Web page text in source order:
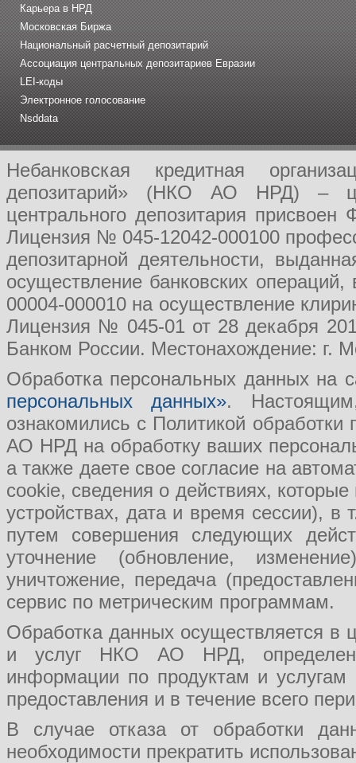
Карьера в НРД
Московская Биржа
Национальный расчетный депозитарий
Ассоциация центральных депозитариев Евразии
LEI-коды
Электронное голосование
Nsddata
Небанковская кредитная
депозитарий» (НКО АО НРД) –
центрального депозитария
Лицензия № 045-12042-000100
депозитарной деятельности,
осуществление банковских
00004-000010 на осуществление
Лицензия № 045-01 от 28 декабря
Банком России. Местонахождение: г.
Обработка персональных данных на
персональных данных».
ознакомились с Политикой
АО НРД на обработку ваших
а также даете свое согласие на
cookie, сведения о действиях,
устройствах, дата и время сессии), в
путем совершения следующих
уточнение (обновление,
уничтожение, передача
сервис по метрическим программам.
Обработка данных осуществляется в
и услуг НКО АО НРД, определения
информации по продуктам и
предоставления и в течение всего
В случае отказа от обработки
необходимости прекратить